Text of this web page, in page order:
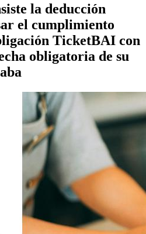
la deducción
el cumplimiento
TicketBAI con
obligatoria de su